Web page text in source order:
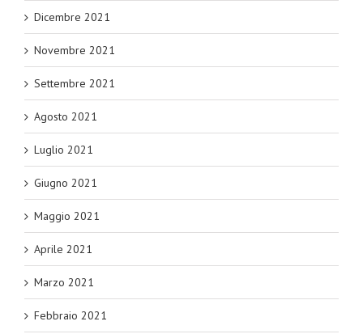
Dicembre 2021
Novembre 2021
Settembre 2021
Agosto 2021
Luglio 2021
Giugno 2021
Maggio 2021
Aprile 2021
Marzo 2021
Febbraio 2021